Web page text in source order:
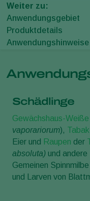
Weiter zu:
Anwendungsgebiet
Produktdetails
Anwendungshinweise
Schädlinge
Gewächshaus-
vaporariorum),
Eier und Raupen der
absoluta) und
Gemeinen
und Larven von